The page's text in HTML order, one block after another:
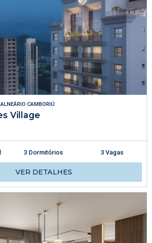
CAMBORIÚ
Village
3 Dormitórios 3 Vagas
VER DETALHES